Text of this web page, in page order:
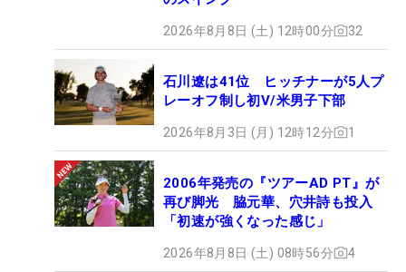
2026年8月8日 (土) 12時00分 32
石川遼は41位 ヒッチナーが5人プ
レーオフ制し初V/米男子下部
2026年8月3日 (月) 12時12分 1
2006年発売の『ツアーAD PT』が
再び脚光 脇元華、穴井詩も投入
「初速が強くなった感じ」
2026年8月8日 (土) 08時56分 4